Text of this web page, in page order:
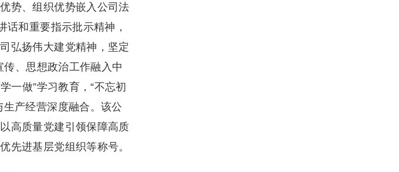
势、组织优势嵌入公司法
话和重要指示批示精神，
弘扬伟大建党精神，坚定
传、思想政治工作融入中
一做”学习教育，“不忘初
产经营深度融合。该公
高质量党建引领保障高质
先进基层党组织等称号。